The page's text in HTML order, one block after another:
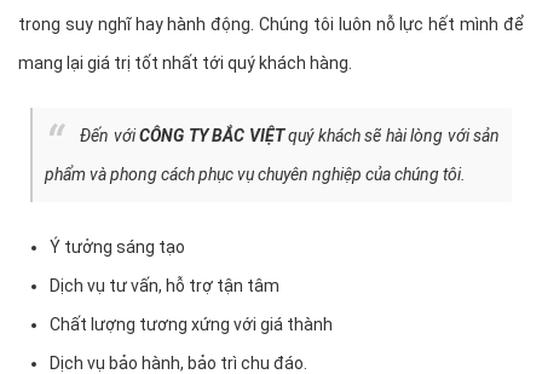
trong suy nghĩ hay hành động. Chúng tôi luôn nỗ lực hết mình để
mang lại giá trị tốt nhất tới quý khách hàng.
Đến vớiCÔNG TY BẮC VIỆTquý khách sẽ hài lòng với sản
phẩm và phong cách phục vụ chuyên nghiệp của chúng tôi.
Ý tưởng sáng tạo
Dịch vụ tư vấn, hỗ trợ tận tâm
Chất lượng tương xứng với giá thành
Dịch vụ bảo hành, bảo trì chu đáo.